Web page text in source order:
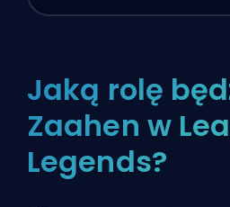
Jaką rolę
Zaahen w
Legends?